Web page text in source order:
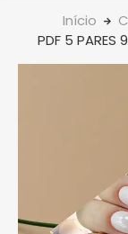
Início
PDF 5 PARES